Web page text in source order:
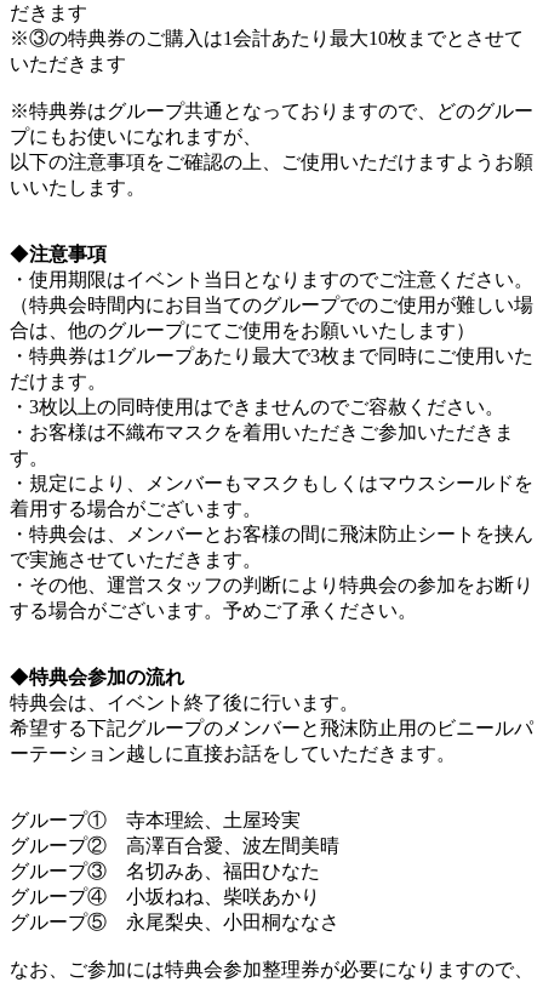
だきます
※③の特典券のご購入は1会計あたり最大10枚までとさせて
いただきます
※特典券はグループ共通となっておりますので、どのグルー
プにもお使いになれますが、
以下の注意事項をご確認の上、ご使用いただけますようお願
いいたします。
◆注意事項
・使用期限はイベント当日となりますのでご注意ください。
（特典会時間内にお目当てのグループでのご使用が難しい場
合は、他のグループにてご使用をお願いいたします）
・特典券は1グループあたり最大で3枚まで同時にご使用いた
だけます。
・3枚以上の同時使用はできませんのでご容赦ください。
・お客様は不織布マスクを着用いただきご参加いただきま
す。
・規定により、メンバーもマスクもしくはマウスシールドを
着用する場合がございます。
・特典会は、メンバーとお客様の間に飛沫防止シートを挟ん
で実施させていただきます。
・その他、運営スタッフの判断により特典会の参加をお断り
する場合がございます。予めご了承ください。
◆特典会参加の流れ
特典会は、イベント終了後に行います。
希望する下記グループのメンバーと飛沫防止用のビニールパ
ーテーション越しに直接お話をしていただきます。
グループ① 寺本理絵、土屋玲実
グループ② 高澤百合愛、波左間美晴
グループ③ 名切みあ、福田ひなた
グループ④ 小坂ねね、柴咲あかり
グループ⑤ 永尾梨央、小田桐ななさ
なお、ご参加には特典会参加整理券が必要になりますので、